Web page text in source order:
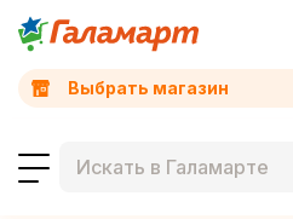
Выбрать магазин